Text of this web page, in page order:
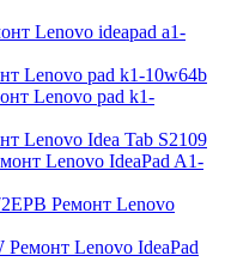
Lenovo ideapad a1-
Lenovo pad k1-10w64b
Lenovo pad k1-
Lenovo Idea Tab S2109
Lenovo IdeaPad A1-
Ремонт Lenovo
Ремонт Lenovo IdeaPad